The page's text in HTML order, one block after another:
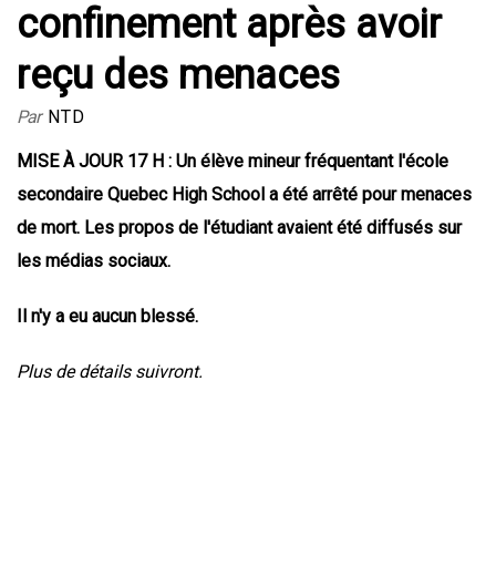
confinement après avoir
reçu des menaces
Par NTD
MISE À JOUR 17 H : Un élève mineur fréquentant l'école
secondaire Quebec High School a été arrêté pour menaces
de mort. Les propos de l'étudiant avaient été diffusés sur
les médias sociaux.
Il n'y a eu aucun blessé.
Plus de détails suivront.